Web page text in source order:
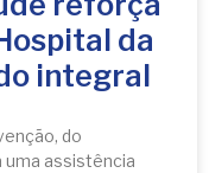
da
integral
do
assistência